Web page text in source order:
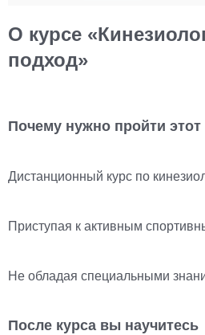
О курсе
подход»
Почему нужно пройти этот
Дистанционный курс по
Приступая к активным
Не обладая специальными
После курса вы научитесь